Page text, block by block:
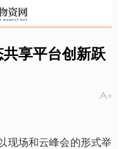
享平台创新跃
现场和云峰会的形式举